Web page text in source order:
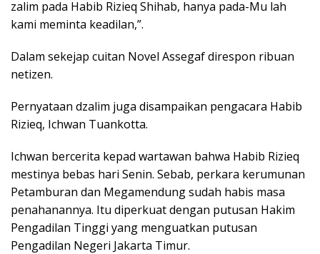
zalim pada Habib Rizieq Shihab, hanya pada-Mu lah
kami meminta keadilan,”.
Dalam sekejap cuitan Novel Assegaf direspon ribuan
netizen.
Pernyataan dzalim juga disampaikan pengacara Habib
Rizieq, Ichwan Tuankotta.
Ichwan bercerita kepad wartawan bahwa Habib Rizieq
mestinya bebas hari Senin. Sebab, perkara kerumunan
Petamburan dan Megamendung sudah habis masa
penahanannya. Itu diperkuat dengan putusan Hakim
Pengadilan Tinggi yang menguatkan putusan
Pengadilan Negeri Jakarta Timur.